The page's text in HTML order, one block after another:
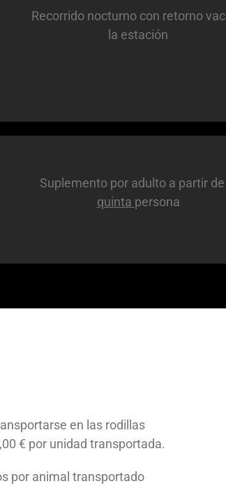
Recorrido nocturno con retorno
la estación
Suplemento por adulto a partir
quinta persona
en las rodillas
€ por unidad transportada.
por animal transportado